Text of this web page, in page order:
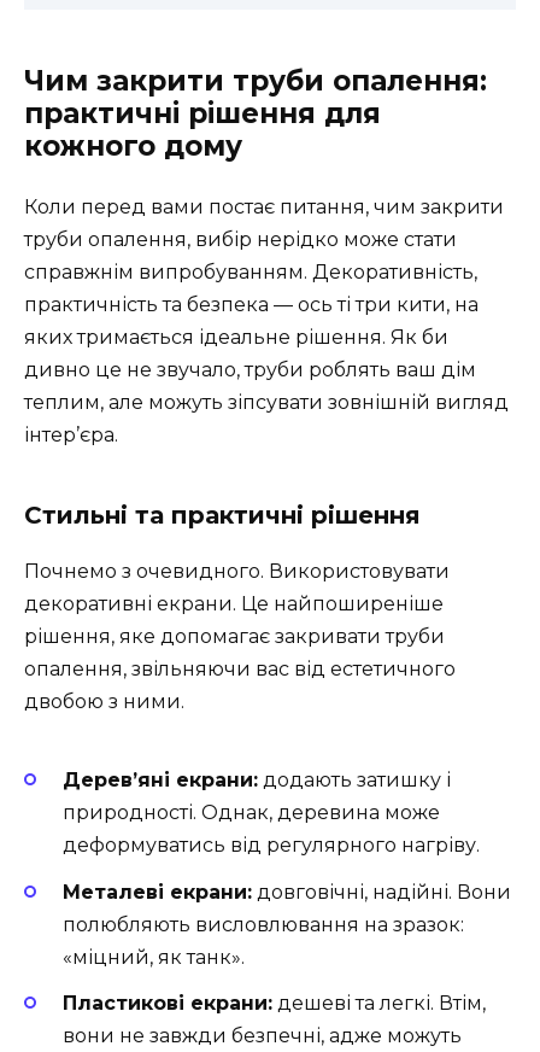
Чим закрити труби опалення:
практичні рішення для
кожного дому
Коли перед вами постає питання, чим закрити
труби опалення, вибір нерідко може стати
справжнім випробуванням. Декоративність,
практичність та безпека — ось ті три кити, на
яких тримається ідеальне рішення. Як би
дивно це не звучало, труби роблять ваш дім
теплим, але можуть зіпсувати зовнішній вигляд
інтер’єра.
Стильні та практичні рішення
Почнемо з очевидного. Використовувати
декоративні екрани. Це найпоширеніше
рішення, яке допомагає закривати труби
опалення, звільняючи вас від естетичного
двобою з ними.
Дерев’яні екрани: додають затишку і
природності. Однак, деревина може
деформуватись від регулярного нагріву.
Металеві екрани: довговічні, надійні. Вони
полюбляють висловлювання на зразок:
«міцний, як танк».
Пластикові екрани: дешеві та легкі. Втім,
вони не завжди безпечні, адже можуть